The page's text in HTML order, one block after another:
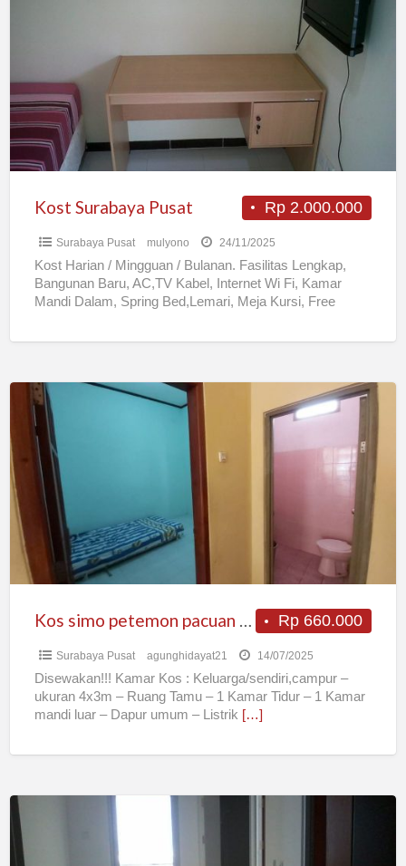
Rp 2.000.000
Kost Surabaya Pusat
Surabaya Pusat mulyono 24/11/2025
Kost Harian / Mingguan / Bulanan. Fasilitas Lengkap,
Bangunan Baru, AC,TV Kabel, Internet Wi Fi, Kamar
Mandi Dalam, Spring Bed,Lemari, Meja Kursi, Free
Kos
simo
petemon
pacuan
kuda
tidar
gunawangsa
cowok
cewek
keluarga
Rp 660.000
Kos simo petemon pacuan kuda tidar gunawangsa cowok cewek keluarga
Surabaya Pusat agunghidayat21 14/07/2025
Disewakan!!! Kamar Kos : Keluarga/sendiri,campur –
ukuran 4x3m – Ruang Tamu – 1 Kamar Tidur – 1 Kamar
mandi luar – Dapur umum – Listrik […]
Sewa
apartemen
gunawangsa